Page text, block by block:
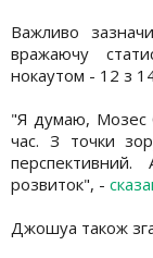
Важливо
вражаючу
нокаутом - 12 з
"Я думаю, Мозес
час. З точки
розвиток", -
Джошуа також